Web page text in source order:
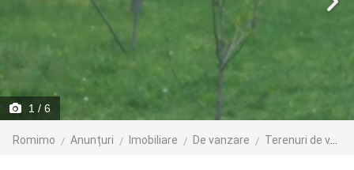
1 / 6
Romimo Anunțuri Imobiliare De vanzare Terenuri de vanzare